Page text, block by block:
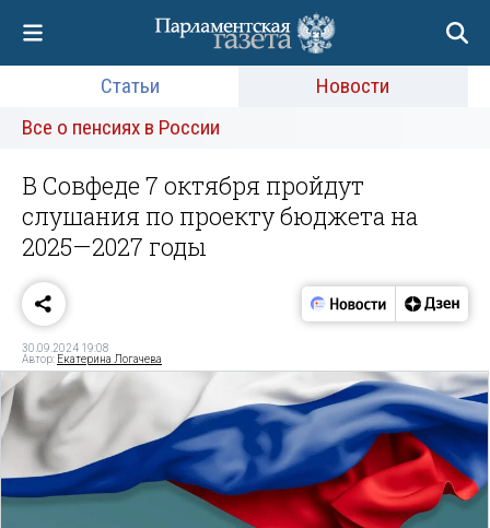
Статьи
Новости
Все о пенсиях в России
В Совфеде 7 октября пройдут
слушания по проекту бюджета на
2025—2027 годы
30.09.2024 19:08
Автор: Екатерина Логачева